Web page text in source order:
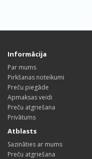
Informācija
Par mums
Pirkšanas noteikumi
Preču piegāde
Apmaksas veidi
Preču atgriešana
Privātums
Atblasts
Sazināties ar mums
Preču atgriešana